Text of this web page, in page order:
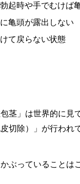
起時や手でむけば
亀頭が露出しない
て戻らない状態
茎」は世界的に見
切除）」が行わ
ぶっていること